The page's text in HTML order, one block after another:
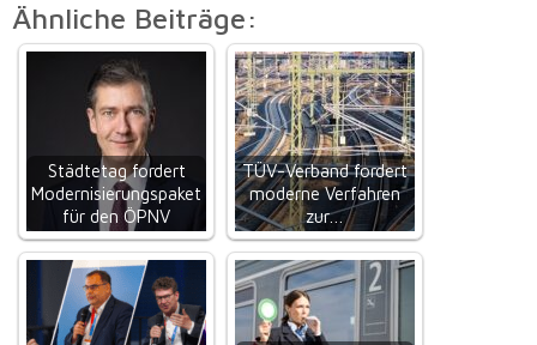
Ähnliche Beiträge:
Städtetag fordert
Modernisierungspaket
für den ÖPNV
TÜV-Verband fordert
moderne Verfahren
zur…